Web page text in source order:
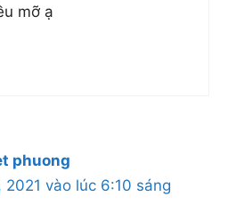
mỡ ạ
phuong
2021 vào lúc 6:10 sáng